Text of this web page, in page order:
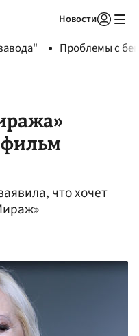
Новости
Проблемы с
фильм
что хочет